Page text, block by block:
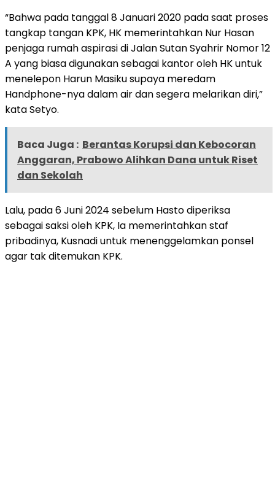
“Bahwa pada tanggal 8 Januari 2020 pada saat proses
tangkap tangan KPK, HK memerintahkan Nur Hasan
penjaga rumah aspirasi di Jalan Sutan Syahrir Nomor 12
A yang biasa digunakan sebagai kantor oleh HK untuk
menelepon Harun Masiku supaya meredam
Handphone-nya dalam air dan segera melarikan diri,”
kata Setyo.
Baca Juga : Berantas Korupsi dan Kebocoran
Anggaran, Prabowo Alihkan Dana untuk Riset
dan Sekolah
Lalu, pada 6 Juni 2024 sebelum Hasto diperiksa
sebagai saksi oleh KPK, Ia memerintahkan staf
pribadinya, Kusnadi untuk menenggelamkan ponsel
agar tak ditemukan KPK.